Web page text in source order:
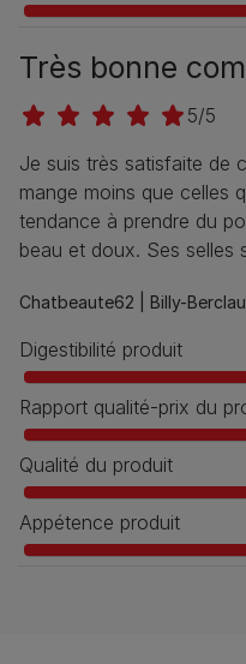
Très bonne
5/5
Je suis très satisfaite de
mange moins que celles
tendance à prendre du
beau et doux. Ses selles
Chatbeaute62 | Billy-Berclau |
Digestibilité produit
Rapport qualité-prix du
Qualité du produit
Appétence produit